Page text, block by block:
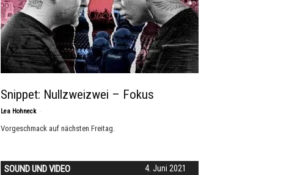
Snippet: Nullzweizwei – Fokus
Lea Hohneck -
Vorgeschmack auf nächsten Freitag.
4. Juni 2021
SOUND UND VIDEO